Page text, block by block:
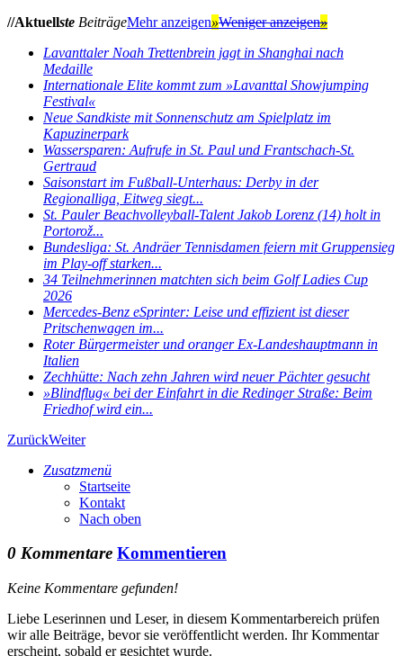
//Aktuellste BeiträgeMehr anzeigen»Weniger anzeigen»
Lavanttaler Noah Trettenbrein jagt in Shanghai nach
Medaille
Internationale Elite kommt zum »Lavanttal Showjumping
Festival«
Neue Sandkiste mit Sonnenschutz am Spielplatz im
Kapuzinerpark
Wassersparen: Aufrufe in St. Paul und Frantschach-St.
Gertraud
Saisonstart im Fußball-Unterhaus: Derby in der
Regionalliga, Eitweg siegt...
St. Pauler Beachvolleyball-Talent Jakob Lorenz (14) holt in
Portorož...
Bundesliga: St. Andräer Tennisdamen feiern mit Gruppensieg
im Play-off starken...
34 Teilnehmerinnen matchten sich beim Golf Ladies Cup
2026
Mercedes-Benz eSprinter: Leise und effizient ist dieser
Pritschenwagen im...
Roter Bürgermeister und oranger Ex-Landeshauptmann in
Italien
Zechhütte: Nach zehn Jahren wird neuer Pächter gesucht
»Blindflug« bei der Einfahrt in die Redinger Straße: Beim
Friedhof wird ein...
ZurückWeiter
Zusatzmenü
Startseite
Kontakt
Nach oben
0 Kommentare Kommentieren
Keine Kommentare gefunden!
Liebe Leserinnen und Leser, in diesem Kommentarbereich prüfen
wir alle Beiträge, bevor sie veröffentlicht werden. Ihr Kommentar
erscheint, sobald er gesichtet wurde.